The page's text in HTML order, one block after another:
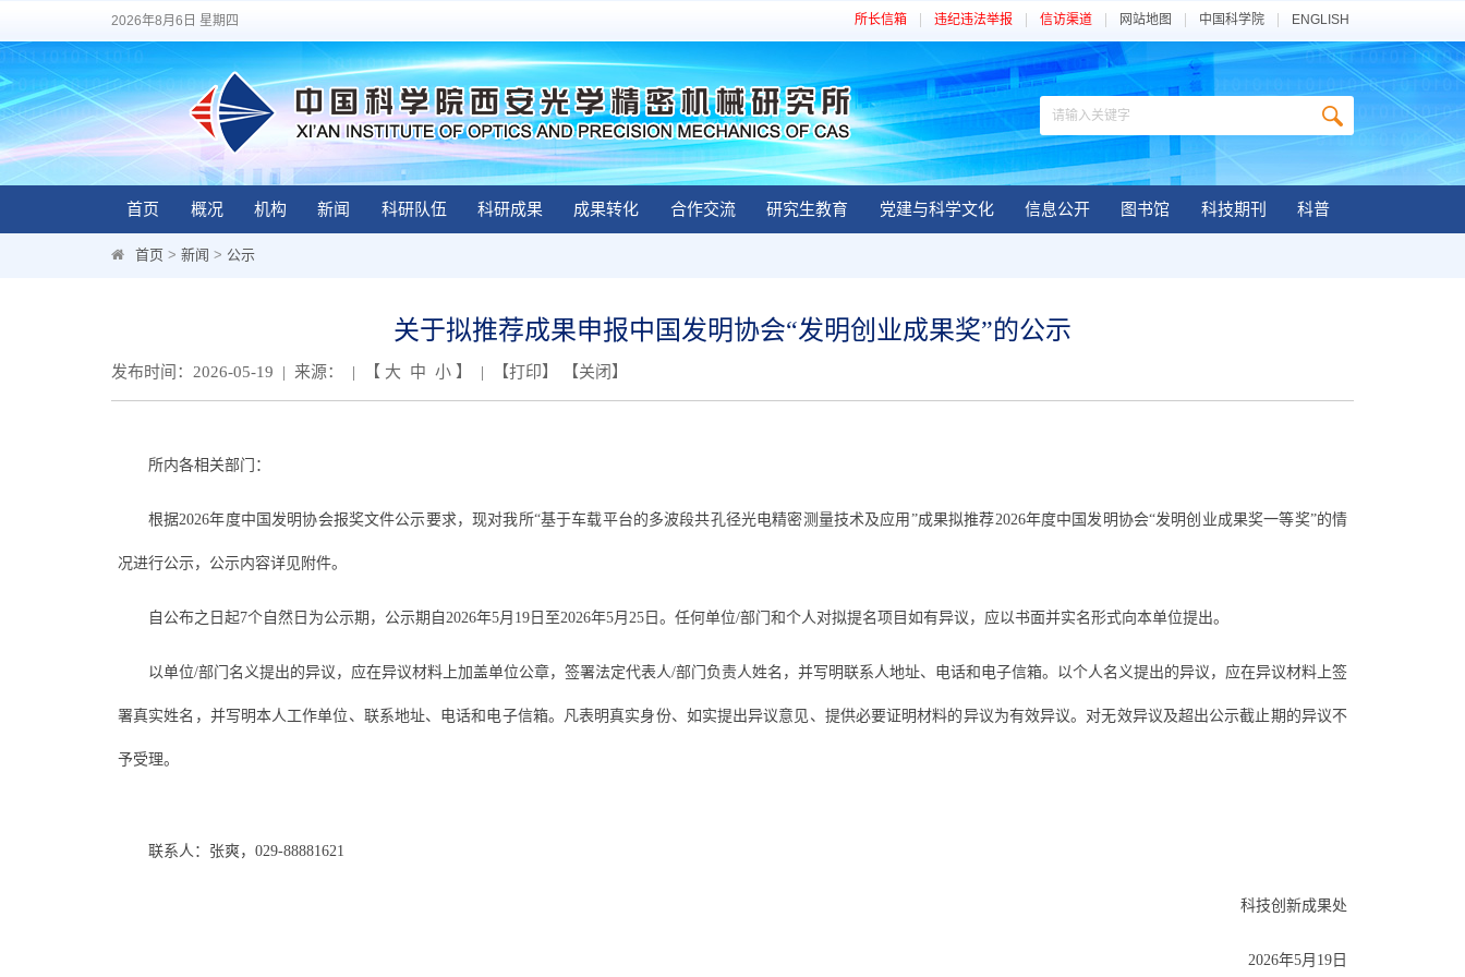
2026年8月6日 星期四 所长信箱 违纪违法举报 信访渠道 网站地图 中国科学院 ENGLISH
首页 概况 机构 新闻 科研队伍 科研成果 成果转化 合作交流 研究生教育 党建与科学文化 信息公开 图书馆 科技期刊 科普
首页 > 新闻 > 公示
关于拟推荐成果申报中国发明协会“发明创业成果奖”的公示
发布时间：2026-05-19 | 来源： | 【 大 中 小 】 | 【打印】 【关闭 】
所内各相关部门：
根据2026年度中国发明协会报奖文件公示要求，现对我所“基于车载平台的多波段共孔径光电精密测量技术及应用”成果拟推荐2026年度中国发明协会“发明创业成果奖一等奖”的情
况进行公示，公示内容详见附件。
自公布之日起7个自然日为公示期，公示期自2026年5月19日至2026年5月25日。任何单位/部门和个人对拟提名项目如有异议，应以书面并实名形式向本单位提出。
以单位/部门名义提出的异议，应在异议材料上加盖单位公章，签署法定代表人/部门负责人姓名，并写明联系人地址、电话和电子信箱。以个人名义提出的异议，应在异议材料上签
署真实姓名，并写明本人工作单位、联系地址、电话和电子信箱。凡表明真实身份、如实提出异议意见、提供必要证明材料的异议为有效异议。对无效异议及超出公示截止期的异议不
予受理。
联系人：张爽，029-88881621
科技创新成果处
2026年5月19日